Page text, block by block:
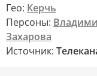
Гео: Керчь
Персоны:
Захарова
Источник: